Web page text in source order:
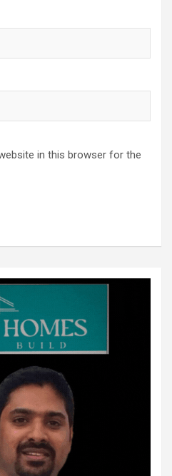
in this browser for the